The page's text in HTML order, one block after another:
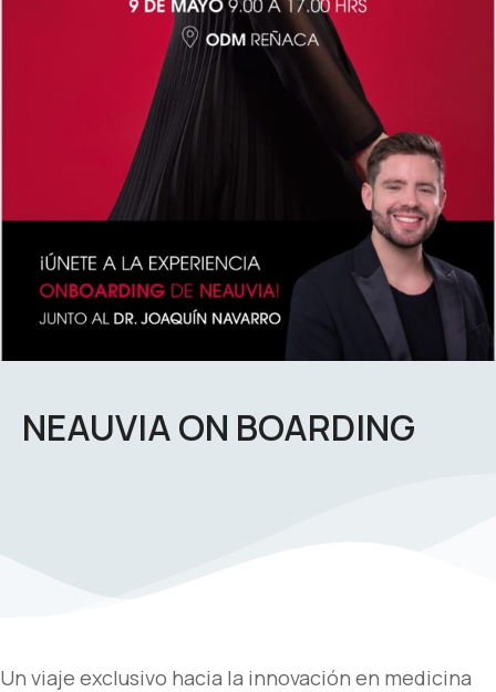
NEAUVIA ON BOARDING
Un viaje exclusivo hacia la innovación en medicina